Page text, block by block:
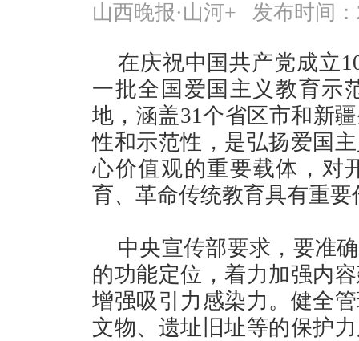
山西晚报·山河+ 发布时间：
在庆祝中国共产党成立
一批全国爱国主义教育示
地，涵盖31个省区市和新
性和示范性，是弘扬爱国
心价值观的重要载体，对
育、革命传统教育具有重要
中央宣传部要求，要准
的功能定位，着力加强内
增强吸引力感染力。健全
文物、遗址旧址等的保护